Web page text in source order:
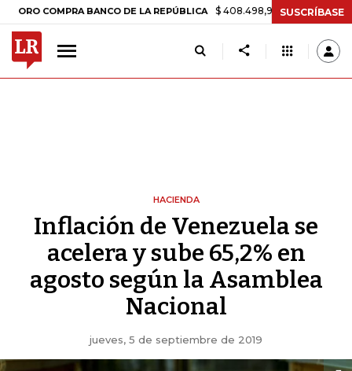
COMPRA BANCO DE LA REPÚBLICA $ 408.498,97 +$ 8.753,81 +2,19%
SUSCRÍBASE
HACIENDA
Inflación de Venezuela se
acelera y sube 65,2% en
agosto según la Asamblea
Nacional
jueves, 5 de septiembre de 2019